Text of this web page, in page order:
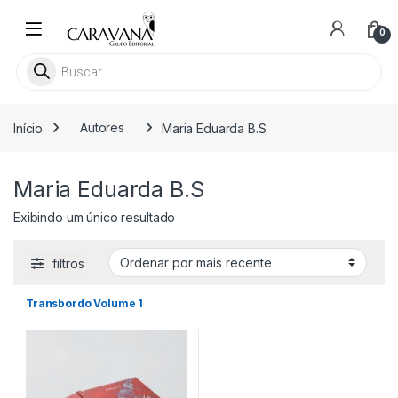
0
Pesquisar livros
Início Autores Maria Eduarda B.S
Maria Eduarda B.S
Exibindo um único resultado
filtros
Transbordo Volume 1